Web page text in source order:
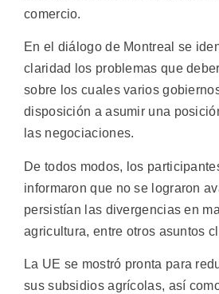
comercio.
En el diálogo de Montreal se
claridad los problemas que
sobre los cuales varios
disposición a asumir una
las negociaciones.
De todos modos, los
informaron que no se lograron
persistían las divergencias en
agricultura, entre otros asuntos
La UE se mostró pronta para
sus subsidios agrícolas, así